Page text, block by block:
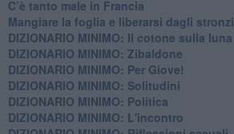
C’è tanto male in Francia
​Mangiare la foglia e liberarsi dagli stronzi
DIZIONARIO MINIMO: Il cotone sulla luna
DIZIONARIO MINIMO: Zibaldone
DIZIONARIO MINIMO: Per Giove!
DIZIONARIO MINIMO: Solitudini
DIZIONARIO MINIMO: Politica
DIZIONARIO MINIMO: L'incontro